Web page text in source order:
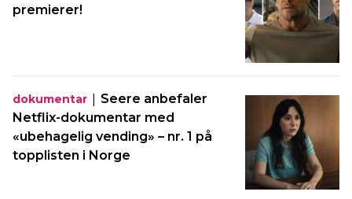
premierer!
dokumentar | Seere anbefaler
Netflix-dokumentar med
«ubehagelig vending» – nr. 1 på
topplisten i Norge